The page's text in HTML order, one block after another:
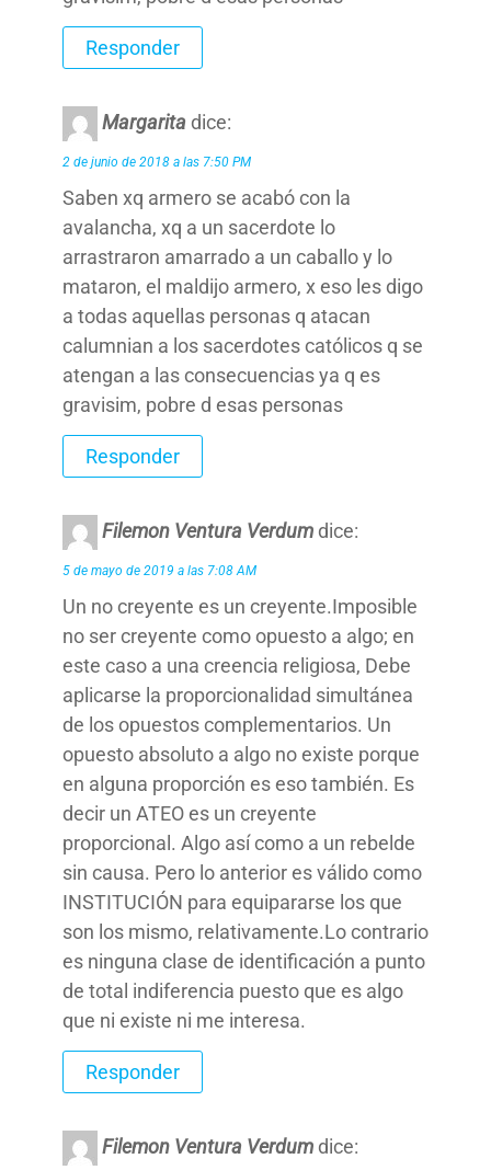
Responder
Margarita dice:
2 de junio de 2018 a las 7:50 PM
Saben xq armero se acabó con la
avalancha, xq a un sacerdote lo
arrastraron amarrado a un caballo y lo
mataron, el maldijo armero, x eso les digo
a todas aquellas personas q atacan
calumnian a los sacerdotes católicos q se
atengan a las consecuencias ya q es
gravisim, pobre d esas personas
Responder
Filemon Ventura Verdum dice:
5 de mayo de 2019 a las 7:08 AM
Un no creyente es un creyente.Imposible
no ser creyente como opuesto a algo; en
este caso a una creencia religiosa, Debe
aplicarse la proporcionalidad simultánea
de los opuestos complementarios. Un
opuesto absoluto a algo no existe porque
en alguna proporción es eso también. Es
decir un ATEO es un creyente
proporcional. Algo así como a un rebelde
sin causa. Pero lo anterior es válido como
INSTITUCIÓN para equipararse los que
son los mismo, relativamente.Lo contrario
es ninguna clase de identificación a punto
de total indiferencia puesto que es algo
que ni existe ni me interesa.
Responder
Filemon Ventura Verdum dice: